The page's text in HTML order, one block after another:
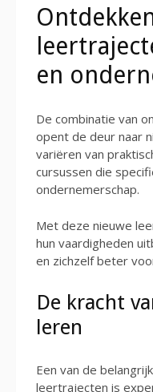
en
De combinatie van
opent de deur naar
variëren van
cursussen die
ondernemerschap.
Met deze nieuwe
hun vaardigheden
en zichzelf beter
De kracht
leren
Een van de
leertrajecten is